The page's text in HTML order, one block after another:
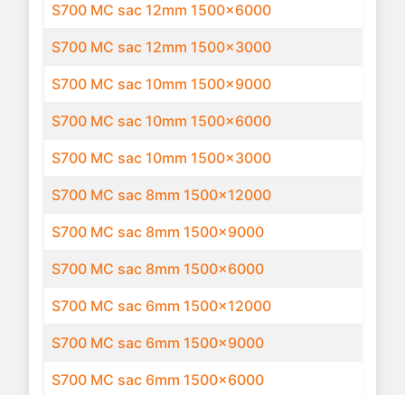
S700 MC sac 12mm 1500x6000
S700 MC sac 12mm 1500x3000
S700 MC sac 10mm 1500x9000
S700 MC sac 10mm 1500x6000
S700 MC sac 10mm 1500x3000
S700 MC sac 8mm 1500x12000
S700 MC sac 8mm 1500x9000
S700 MC sac 8mm 1500x6000
S700 MC sac 6mm 1500x12000
S700 MC sac 6mm 1500x9000
S700 MC sac 6mm 1500x6000